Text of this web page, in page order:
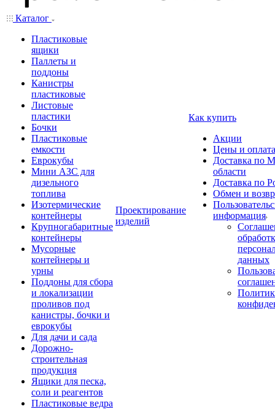
Каталог
Пластиковые
ящики
Паллеты и
поддоны
Канистры
пластиковые
Листовые
пластики
Бочки
Пластиковые
емкости
Еврокубы
Мини АЗС для
дизельного
топлива
Изотермические
контейнеры
Крупногабаритные
контейнеры
Мусорные
контейнеры и
урны
Поддоны для сбора
и локализации
проливов под
канистры, бочки и
еврокубы
Для дачи и сада
Дорожно-
строительная
продукция
Ящики для песка,
соли и реагентов
Пластиковые ведра
Проектирование
изделий
Как купить
Акции
Цены и оплата
Доставка по
области
Доставка по
Обмен и
информация
данных